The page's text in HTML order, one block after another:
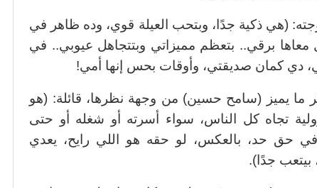
(هي ذكية جدًا، وبتحب العيلة قوي، وده ظاهر في
معاها برقي.. بتعظم مميزاتي وبتتجاهل عيوبي.. في
دي كمان صديقتي، وأوقات بحس إنها أمي!
ما يميز (سامح حسين) من وجهة نظرها، قائلة: (هو
تجاه كل الناس، سواء أسرته أو شغله أو حتى
حق حد، بالعكس، لو حقه هو اللي رايح، يعدي
جدًا).